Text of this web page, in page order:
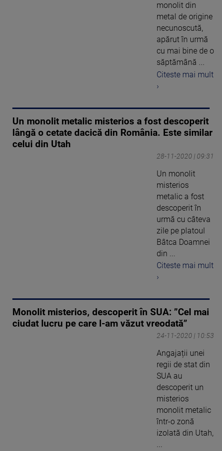
monolit din
metal de origine
necunoscută,
apărut în urmă
cu mai bine de o
săptămână ...
Citeste mai mult
›
Un monolit metalic misterios a fost descoperit
lângă o cetate dacică din România. Este similar
celui din Utah
28-11-2020 | 09:31
Un monolit
misterios
metalic a fost
descoperit în
urmă cu câteva
zile pe platoul
Bâtca Doamnei
din ...
Citeste mai mult
›
Monolit misterios, descoperit în SUA: ”Cel mai
ciudat lucru pe care l-am văzut vreodată”
24-11-2020 | 10:53
Angajații unei
regii de stat din
SUA au
descoperit un
misterios
monolit metalic
într-o zonă
izolată din Utah,
...